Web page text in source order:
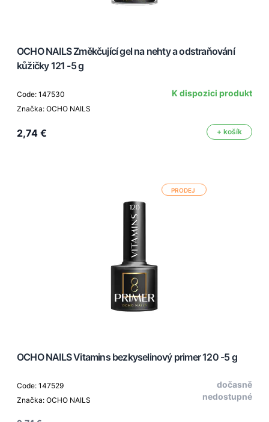
OCHO NAILS Změkčující gel na nehty a odstraňování
kůžičky 121 -5 g
Code: 147530
Značka: OCHO NAILS
K dispozici produkt
2,74 € + košík
PRODEJ
OCHO NAILS Vitamins bezkyselinový primer 120 -5 g
Code: 147529
Značka: OCHO NAILS
dočasně
nedostupné